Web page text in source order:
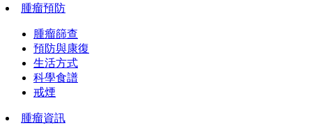
腫瘤預防
腫瘤篩查
預防與康復
生活方式
科學食譜
戒煙
腫瘤資訊